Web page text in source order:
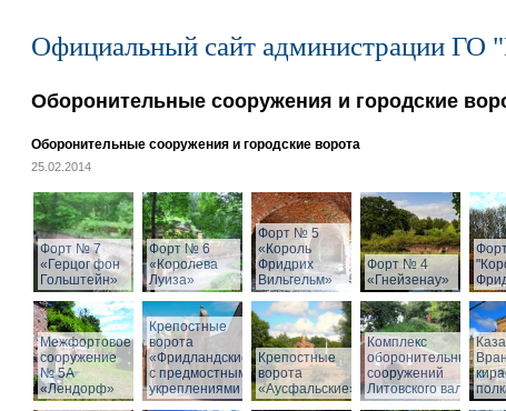
Официальный сайт администрации ГО
Оборонительные сооружения и городские
Оборонительные сооружения и городские ворота
25.02.2014
Форт № 7
«Герцог фон
Гольштейн»
Форт № 6
«Королева
Луиза»
Форт № 5
«Король
Фридрих
Вильгельм»
Форт № 4
«Гнейзенау»
Межфортовое
сооружение
№ 5А
«Лендорф»
Крепостные
ворота
«Фридландские»
с предмостными
укреплениями
Крепостные
ворота
«Аусфальские»
Комплекс
оборонительных
сооружений
Литовского вала